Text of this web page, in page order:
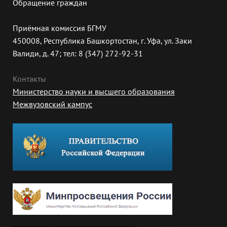
Обращение граждан
Приёмная комиссия БГМУ
450008, Республика Башкортостан, г. Уфа, ул. Заки
Валиди, д. 47; тел: 8 (347) 272-92-31
Контакты
Министерство науки и высшего образования
Межвузовский кампус